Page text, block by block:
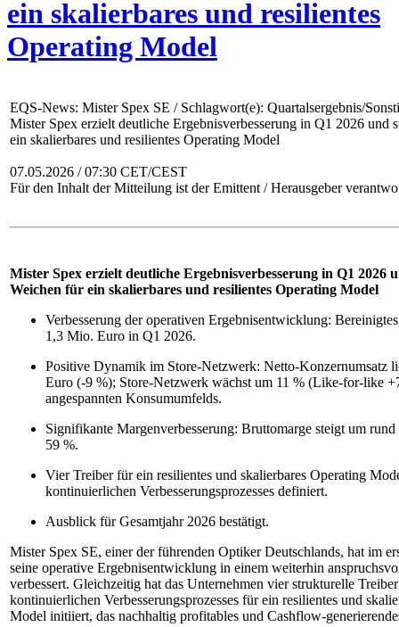
ein skalierbares und resilientes
Operating Model
EQS-News: Mister Spex SE / Schlagwort(e): Quartalsergebnis/
Mister Spex erzielt deutliche Ergebnisverbesserung in Q1 2026 und
ein skalierbares und resilientes Operating Model
07.05.2026 / 07:30 CET/CEST
Für den Inhalt der Mitteilung ist der Emittent / Herausgeber
Mister Spex erzielt deutliche Ergebnisverbesserung in Q1 2026
Weichen für ein skalierbares und resilientes Operating Model
Verbesserung der operativen Ergebnisentwicklung:
1,3 Mio. Euro in Q1 2026.
Positive Dynamik im Store-Netzwerk: Netto-Konzernumsatz
Euro (-9 %); Store-Netzwerk wächst um 11 % (Like-for-like
angespannten Konsumumfelds.
Signifikante Margenverbesserung: Bruttomarge steigt um
59 %.
Vier Treiber für ein resilientes und skalierbares Operating
kontinuierlichen Verbesserungsprozesses definiert.
Ausblick für Gesamtjahr 2026 bestätigt.
Mister Spex SE, einer der führenden Optiker Deutschlands, hat im
seine operative Ergebnisentwicklung in einem weiterhin
verbessert. Gleichzeitig hat das Unternehmen vier strukturelle
kontinuierlichen Verbesserungsprozesses für ein resilientes und
Model initiiert, das nachhaltig profitables und Cashflow-